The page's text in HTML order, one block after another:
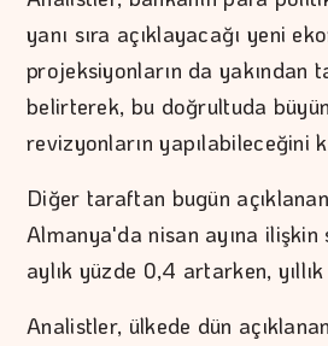
yanı sıra açıklayacağı yeni
projeksiyonların da yakından
belirterek, bu doğrultuda
revizyonların yapılabileceğini
Diğer taraftan bugün
Almanya'da nisan ayına
aylık yüzde 0,4 artarken,
Analistler, ülkede dün